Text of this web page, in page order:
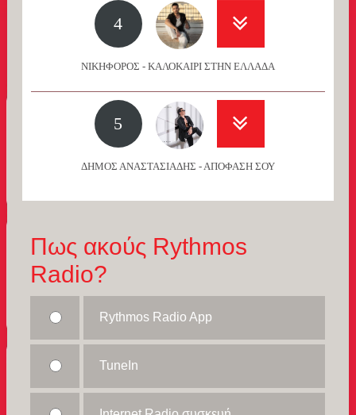
4
ΝΙΚΗΦΟΡΟΣ - ΚΑΛΟΚΑΙΡΙ ΣΤΗΝ ΕΛΛΑΔΑ
5
ΔΗΜΟΣ ΑΝΑΣΤΑΣΙΑΔΗΣ - ΑΠΟΦΑΣΗ ΣΟΥ
Πως ακούς Rythmos
Radio?
Rythmos Radio App
TuneIn